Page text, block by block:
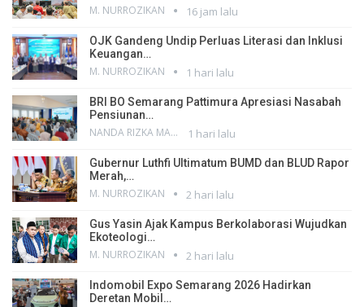
M. NURROZIKAN 16 jam lalu
OJK Gandeng Undip Perluas Literasi dan Inklusi
Keuangan…
M. NURROZIKAN 1 hari lalu
BRI BO Semarang Pattimura Apresiasi Nasabah
Pensiunan…
NANDA RIZKA MAHENDRA 1 hari lalu
Gubernur Luthfi Ultimatum BUMD dan BLUD Rapor
Merah,…
M. NURROZIKAN 2 hari lalu
Gus Yasin Ajak Kampus Berkolaborasi Wujudkan
Ekoteologi…
M. NURROZIKAN 2 hari lalu
Indomobil Expo Semarang 2026 Hadirkan
Deretan Mobil…